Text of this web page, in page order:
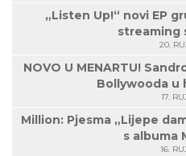
„Listen Up!“ novi EP
streaming
20.
NOVO U MENARTU!
Bollywooda u
17.
Million: Pjesma „Lijepe
s albuma
16.